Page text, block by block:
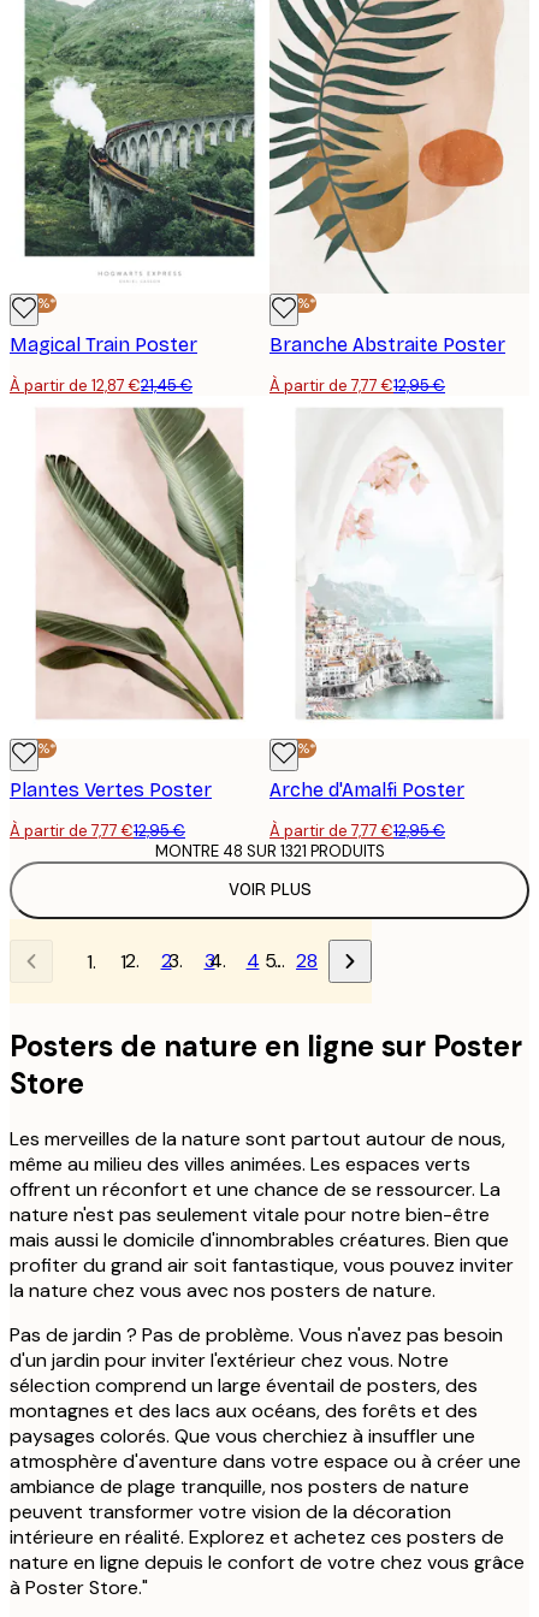
-40%*
Magical Train Poster
À partir de 12,87 €21,45 €
-40%*
Branche Abstraite Poster
À partir de 7,77 €12,95 €
-40%*
Plantes Vertes Poster
À partir de 7,77 €12,95 €
-40%*
Arche d'Amalfi Poster
À partir de 7,77 €12,95 €
VOIR PLUS
MONTRE 48 SUR 1321 PRODUITS
1 2 3 4 … 28
Posters de nature en ligne sur Poster
Store
Les merveilles de la nature sont partout autour de nous,
même au milieu des villes animées. Les espaces verts
offrent un réconfort et une chance de se ressourcer. La
nature n'est pas seulement vitale pour notre bien-être
mais aussi le domicile d'innombrables créatures. Bien que
profiter du grand air soit fantastique, vous pouvez inviter
la nature chez vous avec nos posters de nature.
Pas de jardin ? Pas de problème. Vous n'avez pas besoin
d'un jardin pour inviter l'extérieur chez vous. Notre
sélection comprend un large éventail de posters, des
montagnes et des lacs aux océans, des forêts et des
paysages colorés. Que vous cherchiez à insuffler une
atmosphère d'aventure dans votre espace ou à créer une
ambiance de plage tranquille, nos posters de nature
peuvent transformer votre vision de la décoration
intérieure en réalité. Explorez et achetez ces posters de
nature en ligne depuis le confort de votre chez vous grâce
à Poster Store."